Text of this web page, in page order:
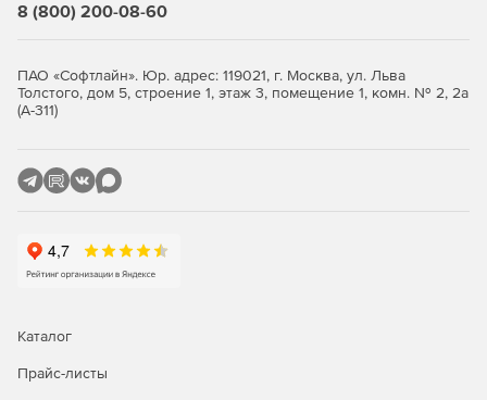
8 (800) 200-08-60
ПАО «Софтлайн». Юр. адрес: 119021, г. Москва, ул. Льва
Толстого, дом 5, строение 1, этаж 3, помещение 1, комн. № 2, 2а
(А-311)
Каталог
Прайс-листы